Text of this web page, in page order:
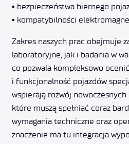
▪ bezpieczeństwa biernego
▪ kompatybilności
Zakres naszych prac obejmuje
laboratoryjne, jak i badania w
co pozwala kompleksowo
i funkcjonalność pojazdów
wspierają rozwój nowoczesnych
które muszą spełniać coraz
wymagania techniczne oraz
znaczenie ma tu integracja